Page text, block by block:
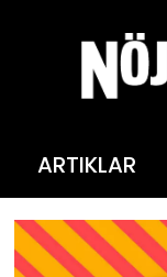
ARTIKLAR